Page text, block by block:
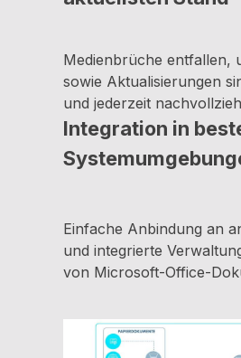
Medienbrüche entfallen,
sowie Aktualisierungen
und jederzeit
Integration in
Einfache Anbindung an
und integrierte
von Microsoft-Office-